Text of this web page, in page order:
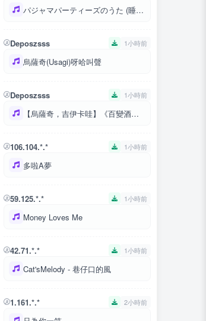
パジャマパーティーズのうた (睡衣派對之歌)
Deposzsss 1小時前
烏薩奇(Usagi)呀哈叫聲
Deposzsss 1小時前
【烏薩奇，吉伊卡哇】《百變酒精》chiikawa
106.104.*.* 1小時前
多啦A夢
59.125.*.* 1小時前
Money Loves Me
42.71.*.* 1小時前
Cat'sMelody - 巷仔口的風
1.161.*.* 2小時前